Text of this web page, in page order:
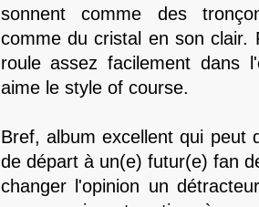
sonnent comme des
comme du cristal en son clair.
roule assez facilement dans
aime le style of course.
Bref, album excellent qui peut
de départ à un(e) futur(e) fan
changer l'opinion un